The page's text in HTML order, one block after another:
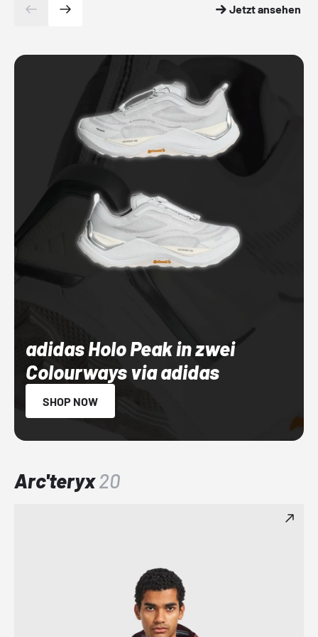
Jetzt ansehen
adidas Holo Peak in zwei
Colourways via adidas
SHOP NOW
Arc'teryx20